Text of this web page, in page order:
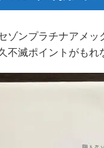
ゾンプラチナアメッ
不滅ポイントがもれ